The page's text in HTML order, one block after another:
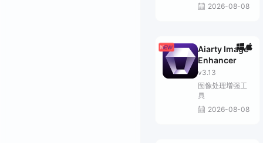
2026-08-08
Aiarty Image
Enhancer
v3.13
图像处理增强工
具
2026-08-08